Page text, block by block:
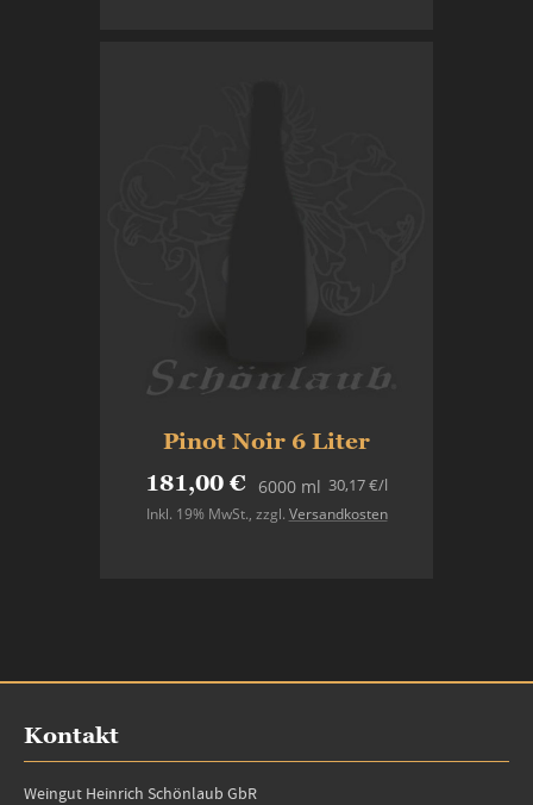
Pinot Noir 6 Liter
181,00 € 6000 ml
Inkl. 19% MwSt., zzgl. Versandkosten
30,17 €/l
Kontakt
Weingut Heinrich Schönlaub GbR